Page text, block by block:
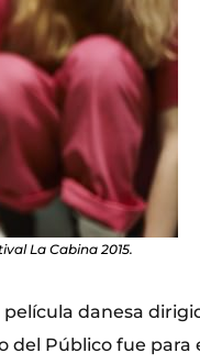
La Cabina 2015.
danesa
del Público fue para